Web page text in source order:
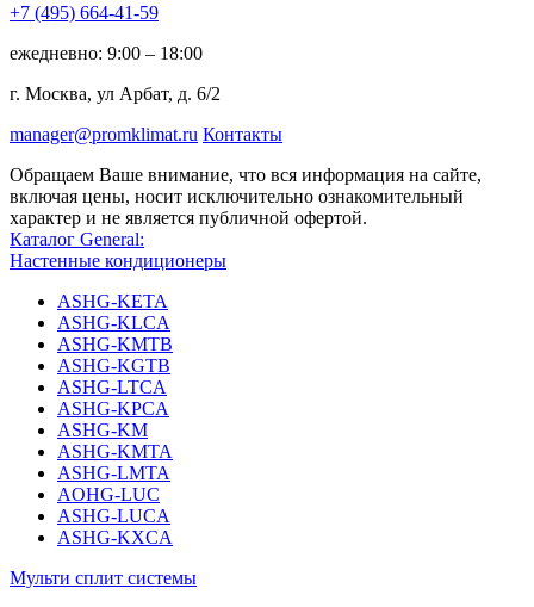
+7 (495) 664-41-59
ежедневно: 9:00 – 18:00
г. Москва, ул Арбат, д. 6/2
manager@promklimat.ru Контакты
Обращаем Ваше внимание, что вся информация на сайте,
включая цены, носит исключительно ознакомительный
характер и не является публичной офертой.
Каталог General:
Настенные кондиционеры
ASHG-KETA
ASHG-KLCA
ASHG-KMTB
ASHG-KGTB
ASHG-LTCA
ASHG-KPCA
ASHG-KM
ASHG-KMTA
ASHG-LMTA
AOHG-LUC
ASHG-LUCA
ASHG-KXCA
Мульти сплит системы